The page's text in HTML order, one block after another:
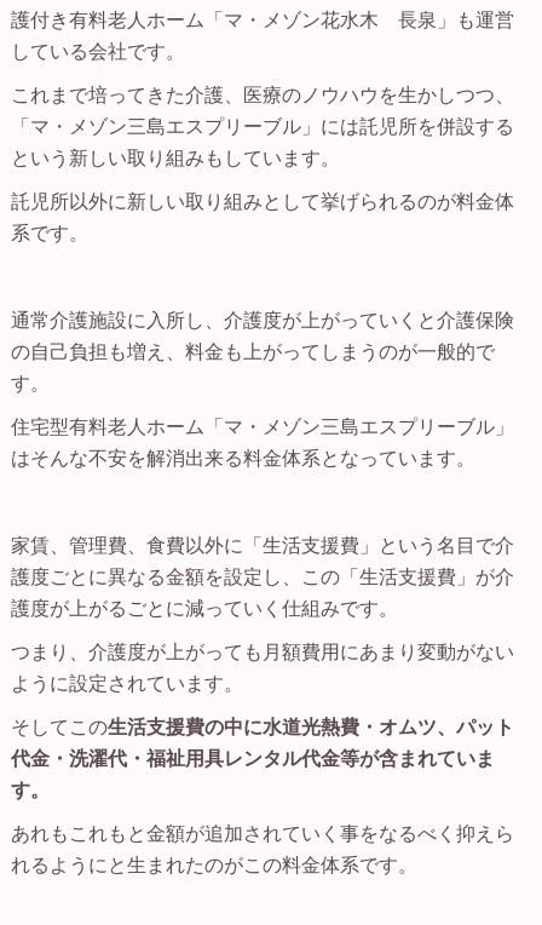
護付き有料老人ホーム「マ・メゾン花水木 長泉」も運営
している会社です。
これまで培ってきた介護、医療のノウハウを生かしつつ、
「マ・メゾン三島エスプリーブル」には託児所を併設する
という新しい取り組みもしています。
託児所以外に新しい取り組みとして挙げられるのが料金体
系です。
通常介護施設に入所し、介護度が上がっていくと介護保険
の自己負担も増え、料金も上がってしまうのが一般的で
す。
住宅型有料老人ホーム「マ・メゾン三島エスプリーブル」
はそんな不安を解消出来る料金体系となっています。
家賃、管理費、食費以外に「生活支援費」という名目で介
護度ごとに異なる金額を設定し、この「生活支援費」が介
護度が上がるごとに減っていく仕組みです。
つまり、介護度が上がっても月額費用にあまり変動がない
ように設定されています。
そしてこの生活支援費の中に水道光熱費・オムツ、パット
代金・洗濯代・福祉用具レンタル代金等が含まれていま
す。
あれもこれもと金額が追加されていく事をなるべく抑えら
れるようにと生まれたのがこの料金体系です。